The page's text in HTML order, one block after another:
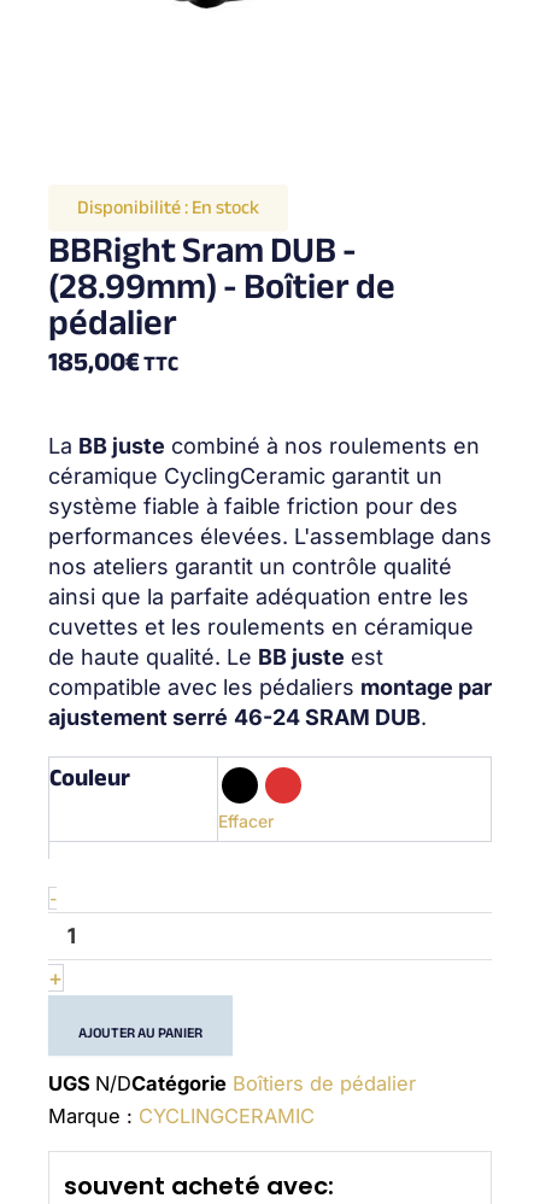
Disponibilité :En stock
BBRight Sram DUB -
(28.99mm) - Boîtier de
pédalier
185,00€TTC
La BB juste combiné à nos roulements en
céramique CyclingCeramic garantit un
système fiable à faible friction pour des
performances élevées. L'assemblage dans
nos ateliers garantit un contrôle qualité
ainsi que la parfaite adéquation entre les
cuvettes et les roulements en céramique
de haute qualité. Le BB juste est
compatible avec les pédaliers montage par
ajustement serré 46-24 SRAM DUB.
Couleur
Effacer
-
quantité
de
Sram
-
(28.99mm)
Bottom
Bracket
+
AJOUTER AU PANIER
UGS N/DCatégorie Boîtiers de pédalier
Marque : CYCLINGCERAMIC
souvent acheté avec: